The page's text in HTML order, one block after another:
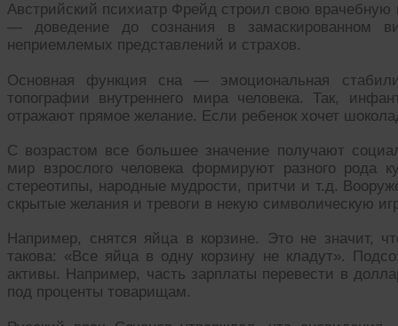
Австрийский психиатр Фрейд строил свою врачебную
— доведение до сознания в замаскированном
неприемлемых представлений и страхов.
Основная функция сна — эмоциональная
топографии внутреннего мира человека. Так,
отражают прямое желание. Если ребенок хочет
С возрастом все большее значение получают
мир взрослого человека формируют разного рода
стереотипы, народные мудрости, притчи и т.д.
скрытые желания и тревоги в некую символическую
Например, снятся яйца в корзине. Это не значит,
такова: «Все яйца в одну корзину не кладут».
активы. Например, часть зарплаты перевести в
под проценты товарищам.